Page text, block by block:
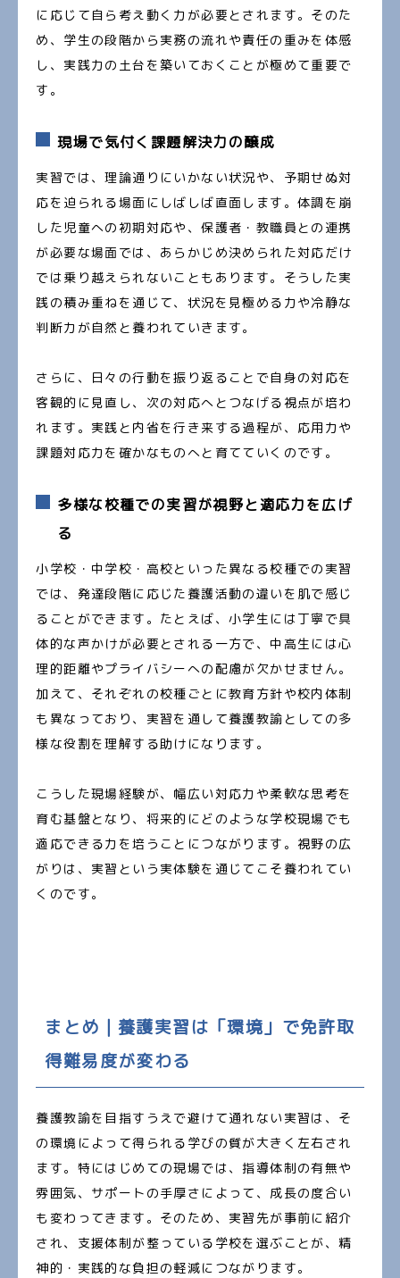
に応じて自ら考え動く力が必要とされます。そのた
め、学生の段階から実務の流れや責任の重みを体感
し、実践力の土台を築いておくことが極めて重要で
す。
現場で気付く課題解決力の醸成
実習では、理論通りにいかない状況や、予期せぬ対
応を迫られる場面にしばしば直面します。体調を崩
した児童への初期対応や、保護者・教職員との連携
が必要な場面では、あらかじめ決められた対応だけ
では乗り越えられないこともあります。そうした実
践の積み重ねを通じて、状況を見極める力や冷静な
判断力が自然と養われていきます。
さらに、日々の行動を振り返ることで自身の対応を
客観的に見直し、次の対応へとつなげる視点が培わ
れます。実践と内省を行き来する過程が、応用力や
課題対応力を確かなものへと育てていくのです。
多様な校種での実習が視野と適応力を広げ
る
小学校・中学校・高校といった異なる校種での実習
では、発達段階に応じた養護活動の違いを肌で感じ
ることができます。たとえば、小学生には丁寧で具
体的な声かけが必要とされる一方で、中高生には心
理的距離やプライバシーへの配慮が欠かせません。
加えて、それぞれの校種ごとに教育方針や校内体制
も異なっており、実習を通して養護教諭としての多
様な役割を理解する助けになります。
こうした現場経験が、幅広い対応力や柔軟な思考を
育む基盤となり、将来的にどのような学校現場でも
適応できる力を培うことにつながります。視野の広
がりは、実習という実体験を通じてこそ養われてい
くのです。
まとめ｜養護実習は「環境」で免許取
得難易度が変わる
養護教諭を目指すうえで避けて通れない実習は、そ
の環境によって得られる学びの質が大きく左右され
ます。特にはじめての現場では、指導体制の有無や
雰囲気、サポートの手厚さによって、成長の度合い
も変わってきます。そのため、実習先が事前に紹介
され、支援体制が整っている学校を選ぶことが、精
神的・実践的な負担の軽減につながります。